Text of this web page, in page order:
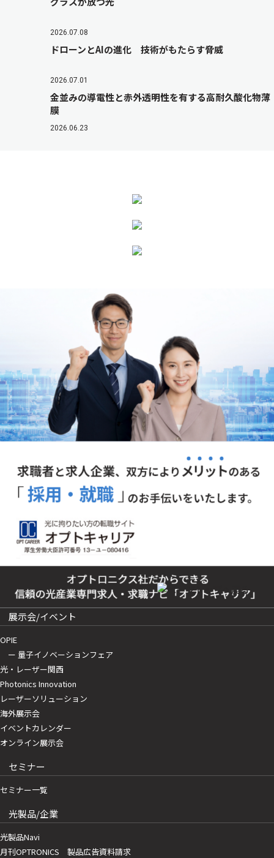
2026.07.08
ドローンとAIの進化 技術がもたらす脅威
2026.07.01
金並みの導電性と赤外透明性を有する高耐久酸化物薄
膜
2026.06.23
展示会/イベント
OPIE
ー 量子イノベーションフェア
光・レーザー関西
Photonics Innovation
レーザーソリューション
海外展示会
イベントカレンダー
オンライン展示会
セミナー
セミナー一覧
光製品/企業
光製品Navi
月刊OPTRONICS 製品広告資料請求